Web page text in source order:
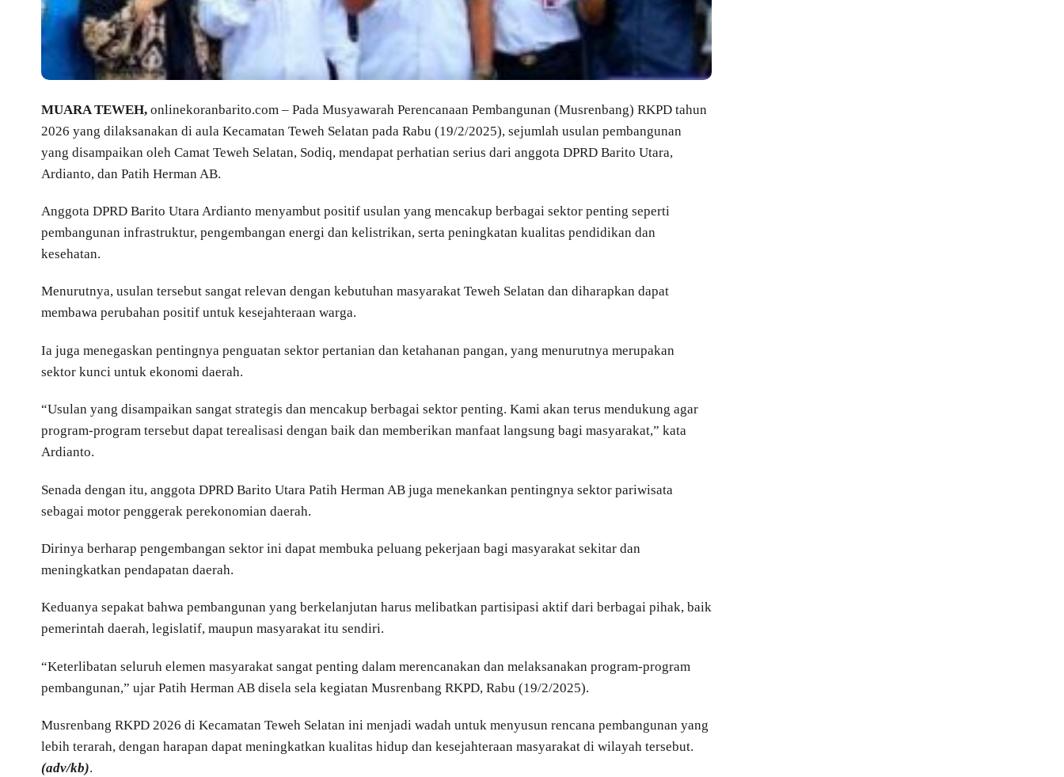
MUARA TEWEH, onlinekoranbarito.com – Pada Musyawarah Perencanaan Pembangunan (Musrenbang) RKPD tahun
2026 yang dilaksanakan di aula Kecamatan Teweh Selatan pada Rabu (19/2/2025), sejumlah usulan pembangunan
yang disampaikan oleh Camat Teweh Selatan, Sodiq, mendapat perhatian serius dari anggota DPRD Barito Utara,
Ardianto, dan Patih Herman AB.
Anggota DPRD Barito Utara Ardianto menyambut positif usulan yang mencakup berbagai sektor penting seperti
pembangunan infrastruktur, pengembangan energi dan kelistrikan, serta peningkatan kualitas pendidikan dan
kesehatan.
Menurutnya, usulan tersebut sangat relevan dengan kebutuhan masyarakat Teweh Selatan dan diharapkan dapat
membawa perubahan positif untuk kesejahteraan warga.
Ia juga menegaskan pentingnya penguatan sektor pertanian dan ketahanan pangan, yang menurutnya merupakan
sektor kunci untuk ekonomi daerah.
“Usulan yang disampaikan sangat strategis dan mencakup berbagai sektor penting. Kami akan terus mendukung agar
program-program tersebut dapat terealisasi dengan baik dan memberikan manfaat langsung bagi masyarakat,” kata
Ardianto.
Senada dengan itu, anggota DPRD Barito Utara Patih Herman AB juga menekankan pentingnya sektor pariwisata
sebagai motor penggerak perekonomian daerah.
Dirinya berharap pengembangan sektor ini dapat membuka peluang pekerjaan bagi masyarakat sekitar dan
meningkatkan pendapatan daerah.
Keduanya sepakat bahwa pembangunan yang berkelanjutan harus melibatkan partisipasi aktif dari berbagai pihak, baik
pemerintah daerah, legislatif, maupun masyarakat itu sendiri.
“Keterlibatan seluruh elemen masyarakat sangat penting dalam merencanakan dan melaksanakan program-program
pembangunan,” ujar Patih Herman AB disela sela kegiatan Musrenbang RKPD, Rabu (19/2/2025).
Musrenbang RKPD 2026 di Kecamatan Teweh Selatan ini menjadi wadah untuk menyusun rencana pembangunan yang
lebih terarah, dengan harapan dapat meningkatkan kualitas hidup dan kesejahteraan masyarakat di wilayah tersebut.
(adv/kb).